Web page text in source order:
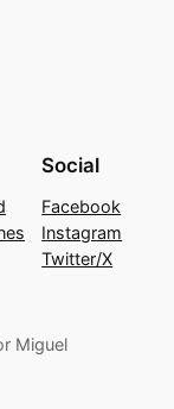
Social
Facebook
Instagram
Twitter/X
Miguel